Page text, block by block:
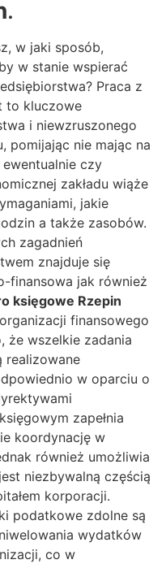
.
w jaki sposób,
w stanie wspierać
Praca z
to kluczowe
i niewzruszonego
pomijając nie mając na
czy
zakładu wiąże
jakie
a także zasobów.
zagadnień
znajduje się
finansowa jak również
księgowe Rzepin
finansowego
że wszelkie zadania
realizowane
w oparciu o
zapełnia
koordynację w
również umożliwia
niezbywalną częścią
korporacji.
podatkowe zdolne są
wydatków
co w